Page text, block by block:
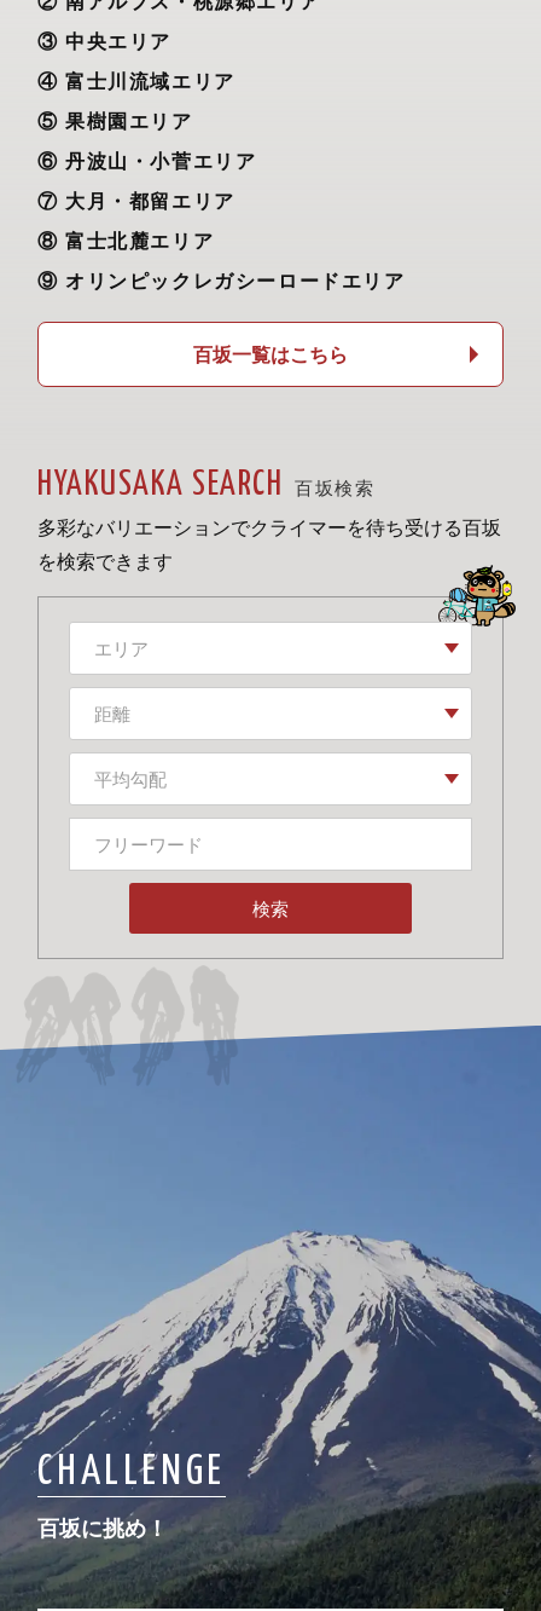
中央エリア
富士川流域エリア
果樹園エリア
丹波山・小菅エリア
大月・都留エリア
富士北麓エリア
オリンピックレガシーロードエリア
百坂一覧はこちら
HYAKUSAKA SEARCH 百坂検索
多彩なバリエーションでクライマーを待ち受ける百坂
を検索できます
CHALLENGE
百坂に挑め！